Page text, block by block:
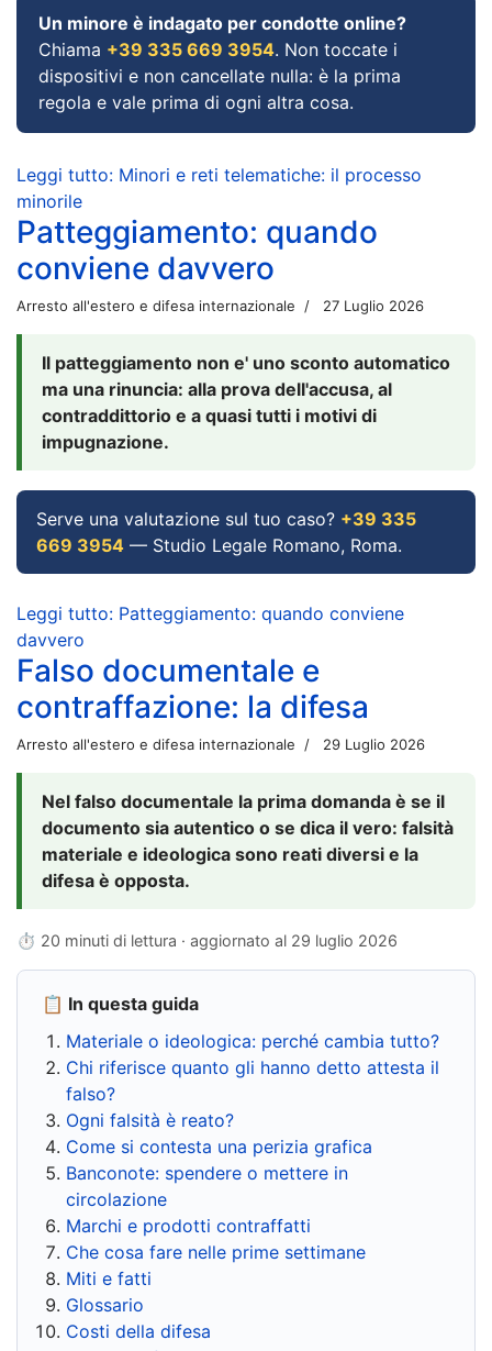
Un minore è indagato per condotte online?
Chiama +39 335 669 3954. Non toccate i
dispositivi e non cancellate nulla: è la prima
regola e vale prima di ogni altra cosa.
Leggi tutto: Minori e reti telematiche: il processo
minorile
Patteggiamento: quando
conviene davvero
Arresto all'estero e difesa internazionale 27 Luglio 2026
Il patteggiamento non e' uno sconto automatico
ma una rinuncia: alla prova dell'accusa, al
contraddittorio e a quasi tutti i motivi di
impugnazione.
Serve una valutazione sul tuo caso? +39 335
669 3954 — Studio Legale Romano, Roma.
Leggi tutto: Patteggiamento: quando conviene
davvero
Falso documentale e
contraffazione: la difesa
Arresto all'estero e difesa internazionale 29 Luglio 2026
Nel falso documentale la prima domanda è se il
documento sia autentico o se dica il vero: falsità
materiale e ideologica sono reati diversi e la
difesa è opposta.
⏱ 20 minuti di lettura · aggiornato al 29 luglio 2026
📋 In questa guida
Materiale o ideologica: perché cambia tutto?
Chi riferisce quanto gli hanno detto attesta il
falso?
Ogni falsità è reato?
Come si contesta una perizia grafica
Banconote: spendere o mettere in
circolazione
Marchi e prodotti contraffatti
Che cosa fare nelle prime settimane
Miti e fatti
Glossario
Costi della difesa